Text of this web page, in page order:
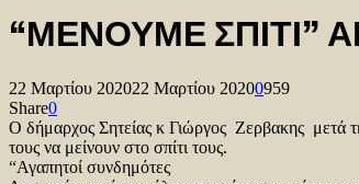
“ΜΕΝΟΥΜΕ ΣΠΙΤΙ”
22 Μαρτίου 202022 Μαρτίου 20200959
Share0
Ο δήμαρχος Σητείας κ Γιώργος Ζερβακης μετά
τους να μείνουν στο σπίτι τους.
“Αγαπητοί συνδημότες